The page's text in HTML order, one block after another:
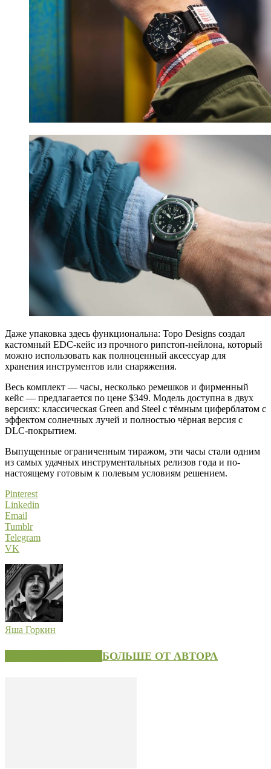
Даже упаковка здесь функциональна: Topo Designs создал
кастомный EDC-кейс из прочного рипстоп-нейлона, который
можно использовать как полноценный аксессуар для
хранения инструментов или снаряжения.
Весь комплект — часы, несколько ремешков и фирменный
кейс — предлагается по цене $349. Модель доступна в двух
версиях: классическая Green and Steel с тёмным циферблатом с
эффектом солнечных лучей и полностью чёрная версия с
DLC-покрытием.
Выпущенные ограниченным тиражом, эти часы стали одним
из самых удачных инструментальных релизов года и по-
настоящему готовым к полевым условиям решением.
Pinterest
Linkedin
Email
Tumblr
Telegram
VK
Яша Горкин
БОЛЬШЕ ОТ АВТОРА